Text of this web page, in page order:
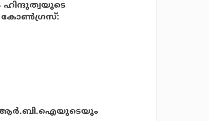
ഹിന്ദുത്വയുടെ
കോണ്‍ഗ്രസ്:
ആര്‍.ബി.ഐയുടെയും